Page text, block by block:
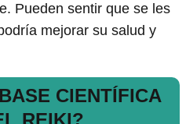
Pueden sentir que se les
mejorar su salud y
CIENTÍFICA